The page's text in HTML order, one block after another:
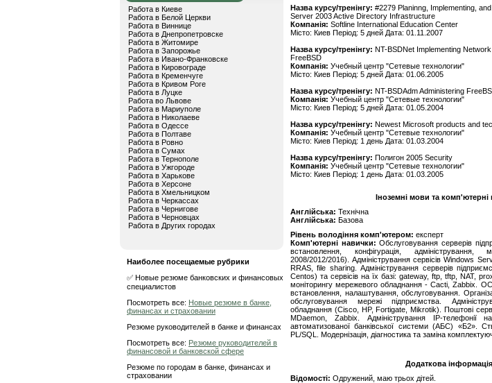
Работа в Киеве
Работа в Белой Церкви
Работа в Виннице
Работа в Днепропетровске
Работа в Житомире
Работа в Запорожье
Работа в Ивано-Франковске
Работа в Кировограде
Работа в Кременчуге
Работа в Кривом Роге
Работа в Луцке
Работа во Львове
Работа в Мариуполе
Работа в Николаеве
Работа в Одессе
Работа в Полтаве
Работа в Ровно
Работа в Сумах
Работа в Тернополе
Работа в Ужгороде
Работа в Харькове
Работа в Херсоне
Работа в Хмельницком
Работа в Черкассах
Работа в Чернигове
Работа в Черновцах
Работа в Других городах
Наиболее посещаемые рубрики
✅ Новые резюме банковских и финансовых
специалистов
Посмотреть все: Новые резюме в банке,
финансах и страховании
Резюме руководителей в банке и финансах
Посмотреть все: Резюме руководителей в
финансовой и банковской сфере
Резюме по городам в банке, финансах и
страховании
Назва курсу/тренінгу: #2279 Planinng, Implementing,
Server 2003 Active Directory Infrastructure
Компанія: Softline International Education Center
Місто: Киев Період: 5 дней Дата: 01.11.2007
Назва курсу/тренінгу: NT-BSDNet Implementing
FreeBSD
Компанія: Учебный центр "Сетевые технологии"
Місто: Киев Період: 5 дней Дата: 01.06.2005
Назва курсу/тренінгу: NT-BSDAdm Administering
Компанія: Учебный центр "Сетевые технологии"
Місто: Киев Період: 5 дней Дата: 01.05.2004
Назва курсу/тренінгу: Newest Microsoft products and
Компанія: Учебный центр "Сетевые технологии"
Місто: Киев Період: 1 день Дата: 01.03.2004
Назва курсу/тренінгу: Полигон 2005 Security
Компанія: Учебный центр "Сетевые технологии"
Місто: Киев Період: 1 день Дата: 01.03.2005
Іноземні мови та комп'ютерні
Англійська: Технічна
Англійська: Базова
Рівень володіння комп'ютером: експерт
Комп'ютерні навички: Обслуговування серверів
встановлення, конфігурація,
2008/2012/2016). Адміністрування сервісів Windows
RRAS, file sharing. Адміністрування серверів
Centos) та сервісів на їх базі: gateway, ftp, tftp, NAT,
моніторингу мережевого обладнання - Cacti, Zabbix.
встановлення, налаштування, обслуговування.
обслуговування мережі підприємства.
обладнання (Cisco, HP, Fortigate, Mikrotik). Поштові
MDaemon, Zabbix. Адміністрування IP-телефонії
автоматизованої банківської системи (АБС) «Б2».
PL/SQL. Модернізація, діагностика та заміна
Додаткова інформація
Відомості: Одружений, маю трьох дітей.